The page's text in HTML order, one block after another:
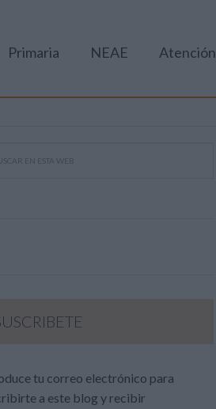
Primaria NEAE Atención
tu correo electrónico para
a este blog y recibir